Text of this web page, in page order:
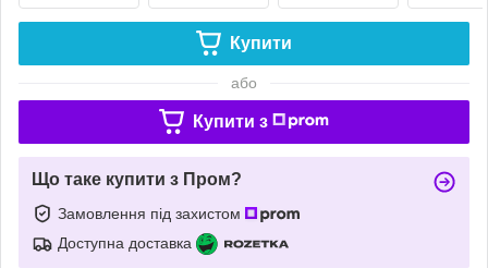
Купити
або
Купити з
Що таке купити з Пром?
Замовлення під захистом
Доступна доставка